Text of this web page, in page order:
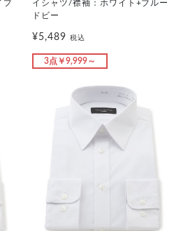
プ
イシャツ/襟袖：ホワイト+ブルー
ドビー
¥5,489 税込
3点￥9,999～